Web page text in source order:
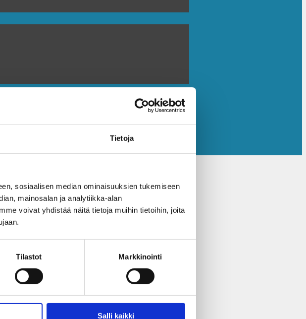
Tietoja
sosiaalisen median ominaisuuksien tukemiseen
mainosalan ja analytiikka-alan
voivat yhdistää näitä tietoja muihin tietoihin, joita
Tilastot Markkinointi
Salli kaikki
en
de betydande
Visionen för